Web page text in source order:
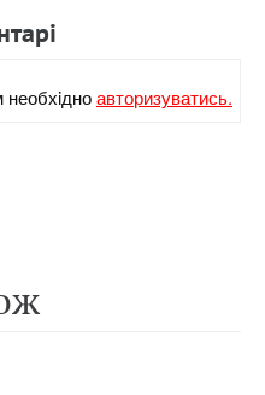
необхiдноавторизуватись.